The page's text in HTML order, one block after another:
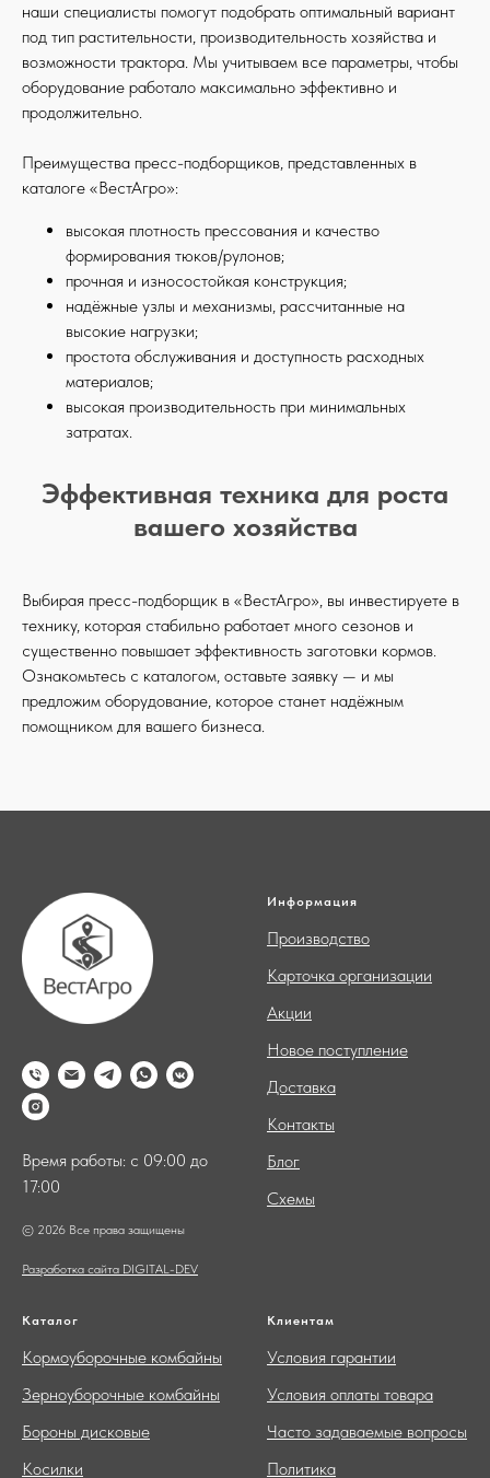
наши специалисты помогут подобрать оптимальный вариант
под тип растительности, производительность хозяйства и
возможности трактора. Мы учитываем все параметры, чтобы
оборудование работало максимально эффективно и
продолжительно.
Преимущества пресс-подборщиков, представленных в
каталоге «ВестАгро»:
высокая плотность прессования и качество
формирования тюков/рулонов;
прочная и износостойкая конструкция;
надёжные узлы и механизмы, рассчитанные на
высокие нагрузки;
простота обслуживания и доступность расходных
материалов;
высокая производительность при минимальных
затратах.
Эффективная техника для роста
вашего хозяйства
Выбирая пресс-подборщик в «ВестАгро», вы инвестируете в
технику, которая стабильно работает много сезонов и
существенно повышает эффективность заготовки кормов.
Ознакомьтесь с каталогом, оставьте заявку — и мы
предложим оборудование, которое станет надёжным
помощником для вашего бизнеса.
Время работы: с 09:00 до
17:00
© 2026 Все права защищены
Разработка сайта DIGITAL-DEV
Информация
Производство
Карточка организации
Акции
Новое поступление
Доставка
Контакты
Блог
Схемы
Каталог
Кормоуборочные комбайны
Зерноуборочные комбайны
Бороны дисковые
Косилки
Клиентам
Условия гарантии
Условия оплаты товара
Часто задаваемые вопросы
Политика